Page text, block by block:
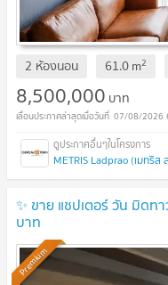
2 ห้องนอน 61.0m2
8,500,000 บาท
07/08/2026
METRIS Ladprao (เมทริส
✨ ขาย แชปเตอร์ วัน มิดท
บาท
Premium